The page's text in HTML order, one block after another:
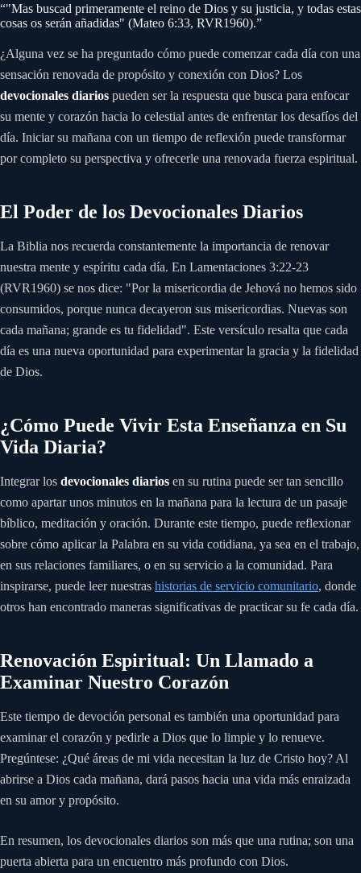
“"Mas buscad primeramente el reino de Dios y su justicia, y todas estas
cosas os serán añadidas" (Mateo 6:33, RVR1960).”
¿Alguna vez se ha preguntado cómo puede comenzar cada día con una
sensación renovada de propósito y conexión con Dios? Los
devocionales diarios pueden ser la respuesta que busca para enfocar
su mente y corazón hacia lo celestial antes de enfrentar los desafíos del
día. Iniciar su mañana con un tiempo de reflexión puede transformar
por completo su perspectiva y ofrecerle una renovada fuerza espiritual.
El Poder de los Devocionales Diarios
La Biblia nos recuerda constantemente la importancia de renovar
nuestra mente y espíritu cada día. En Lamentaciones 3:22-23
(RVR1960) se nos dice: "Por la misericordia de Jehová no hemos sido
consumidos, porque nunca decayeron sus misericordias. Nuevas son
cada mañana; grande es tu fidelidad". Este versículo resalta que cada
día es una nueva oportunidad para experimentar la gracia y la fidelidad
de Dios.
¿Cómo Puede Vivir Esta Enseñanza en Su
Vida Diaria?
Integrar los devocionales diarios en su rutina puede ser tan sencillo
como apartar unos minutos en la mañana para la lectura de un pasaje
bíblico, meditación y oración. Durante este tiempo, puede reflexionar
sobre cómo aplicar la Palabra en su vida cotidiana, ya sea en el trabajo,
en sus relaciones familiares, o en su servicio a la comunidad. Para
inspirarse, puede leer nuestras historias de servicio comunitario, donde
otros han encontrado maneras significativas de practicar su fe cada día.
Renovación Espiritual: Un Llamado a
Examinar Nuestro Corazón
Este tiempo de devoción personal es también una oportunidad para
examinar el corazón y pedirle a Dios que lo limpie y lo renueve.
Pregúntese: ¿Qué áreas de mi vida necesitan la luz de Cristo hoy? Al
abrirse a Dios cada mañana, dará pasos hacia una vida más enraizada
en su amor y propósito.
En resumen, los devocionales diarios son más que una rutina; son una
puerta abierta para un encuentro más profundo con Dios.